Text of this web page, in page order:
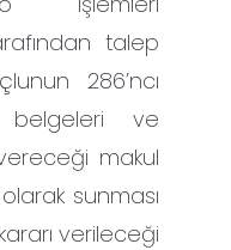
talep
286’ncı
belgeleri ve
makul
sunması
verileceği